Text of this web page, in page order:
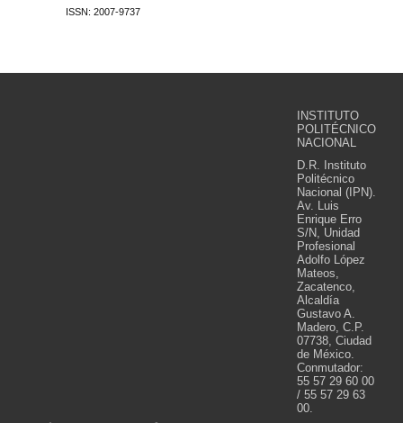
ISSN: 2007-9737
INSTITUTO
POLITÉCNICO
NACIONAL
D.R. Instituto
Politécnico
Nacional (IPN).
Av. Luis
Enrique Erro
S/N, Unidad
Profesional
Adolfo López
Mateos,
Zacatenco,
Alcaldía
Gustavo A.
Madero, C.P.
07738, Ciudad
de México.
Conmutador:
55 57 29 60 00
/ 55 57 29 63
00.